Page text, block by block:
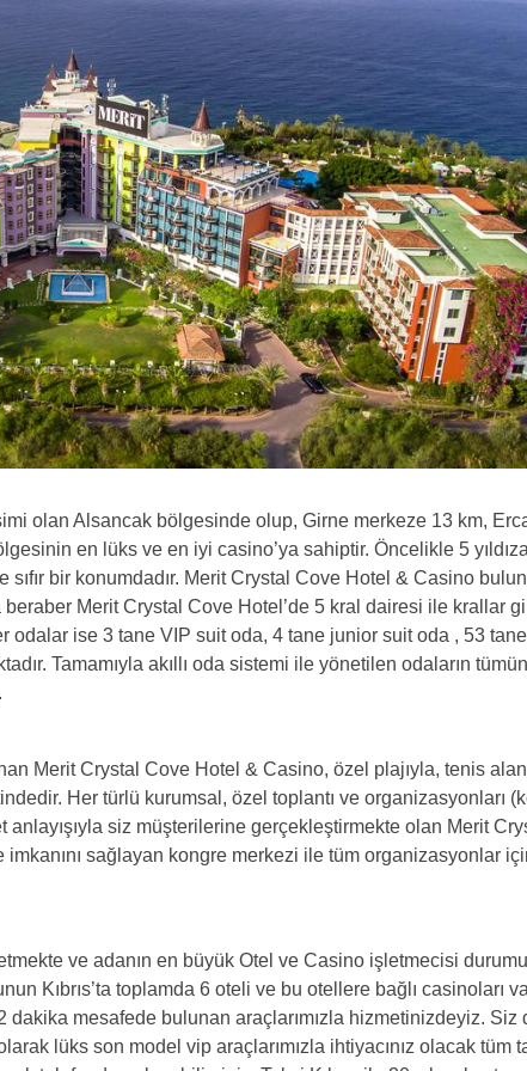
olan Alsancak bölgesinde olup, Girne merkeze 13 km,
en lüks ve en iyi casino’ya sahiptir. Öncelikle 5
sıfır bir konumdadır. Merit Crystal Cove Hotel & Casino
Merit Crystal Cove Hotel’de 5 kral dairesi ile krallar
ise 3 tane VIP suit oda, 4 tane junior suit oda , 53
Tamamıyla akıllı oda sistemi ile yönetilen odaların
Merit Crystal Cove Hotel & Casino, özel plajıyla, tenis
Her türlü kurumsal, özel toplantı ve organizasyonları
anlayışıyla siz müşterilerine gerçekleştirmekte olan Merit
imkanını sağlayan kongre merkezi ile tüm organizasyonlar
ve adanın en büyük Otel ve Casino işletmecisi
Kıbrıs’ta toplamda 6 oteli ve bu otellere bağlı casinoları
mesafede bulunan araçlarımızla hizmetinizdeyiz. Siz
lüks son model vip araçlarımızla ihtiyacınız olacak tüm